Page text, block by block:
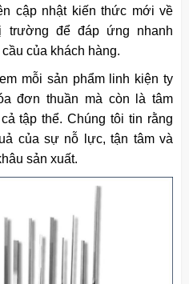
cập nhật kiến thức mới về
trường để đáp ứng nhanh
của khách hàng.
mỗi sản phẩm linh kiện ty
đơn thuần mà còn là tâm
tập thể. Chúng tôi tin rằng
của sự nỗ lực, tận tâm và
sản xuất.